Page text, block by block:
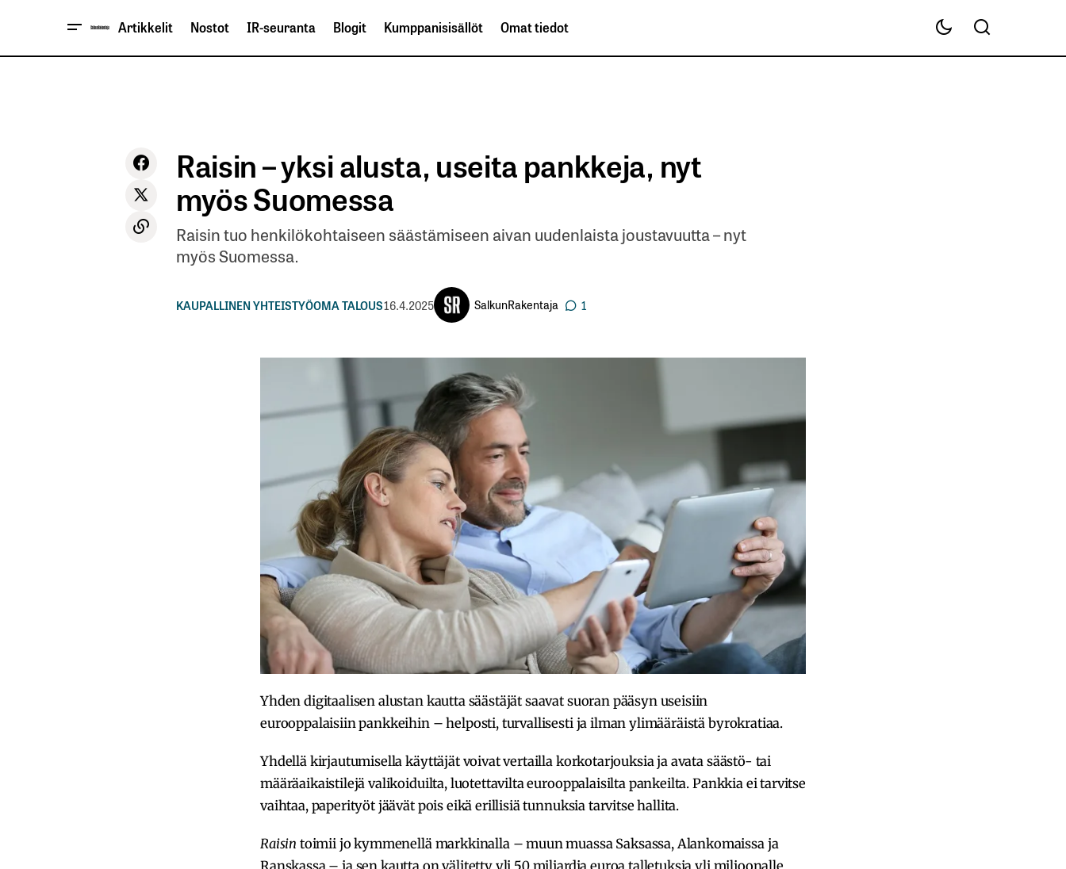
Artikkelit Nostot IR-seuranta Blogit Kumppanisisällöt Omat tiedot
Raisin – yksi alusta, useita pankkeja, nyt
myös Suomessa
Raisin tuo henkilökohtaiseen säästämiseen aivan uudenlaista joustavuutta – nyt
myös Suomessa.
KAUPALLINEN YHTEISTYÖOMA TALOUS16.4.2025 SalkunRakentaja 1
Yhden digitaalisen alustan kautta säästäjät saavat suoran pääsyn useisiin
eurooppalaisiin pankkeihin – helposti, turvallisesti ja ilman ylimääräistä byrokratiaa.
Yhdellä kirjautumisella käyttäjät voivat vertailla korkotarjouksia ja avata säästö- tai
määräaikaistilejä valikoiduilta, luotettavilta eurooppalaisilta pankeilta. Pankkia ei tarvitse
vaihtaa, paperityöt jäävät pois eikä erillisiä tunnuksia tarvitse hallita.
Raisin toimii jo kymmenellä markkinalla – muun muassa Saksassa, Alankomaissa ja